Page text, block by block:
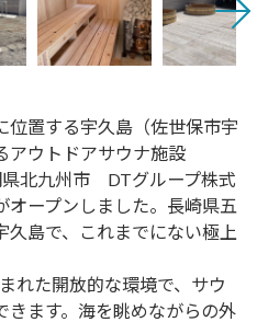
置する宇久島（佐世保市宇
アウトドアサウナ施設
県北九州市 DTグループ株式
ープンしました。長崎県五
久島で、これまでにない極上
れた開放的な環境で、サウ
きます。海を眺めながらの外